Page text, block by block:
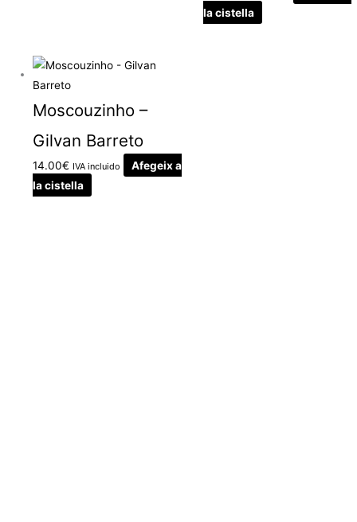
la cistella
Moscouzinho –
Gilvan Barreto
14.00€ IVA incluido
Afegeix a
la cistella